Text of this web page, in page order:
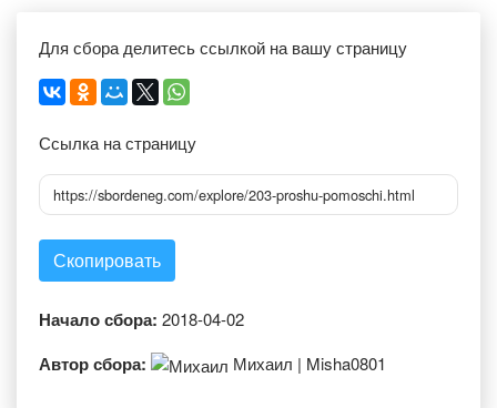
Для сбора делитесь ссылкой на вашу страницу
Ссылка на страницу
https://sbordeneg.com/explore/203-proshu-pomoschi.html
Скопировать
Начало сбора: 2018-04-02
Автор сбора: Михаил | Misha0801